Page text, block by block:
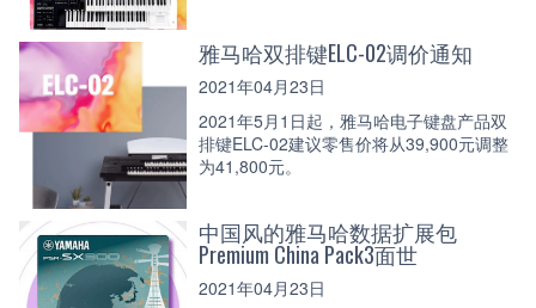
雅马哈双排键ELC-02调价通知
2021年04月23日
2021年5月1日起，雅马哈电子键盘产品双
排键ELC-02建议零售价将从39,900元调整
为41,800元。
中国风的雅马哈数据扩展包
Premium China Pack3面世
2021年04月23日